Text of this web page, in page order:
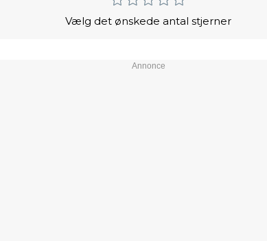
Vælg det ønskede antal stjerner